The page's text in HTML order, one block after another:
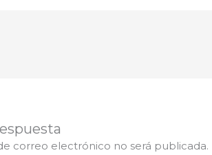
correo electrónico no será publicada.